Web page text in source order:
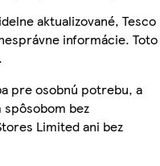
aktualizované, Tesco
informácie. Toto
pre osobnú potrebu, a
spôsobom bez
Limited ani bez